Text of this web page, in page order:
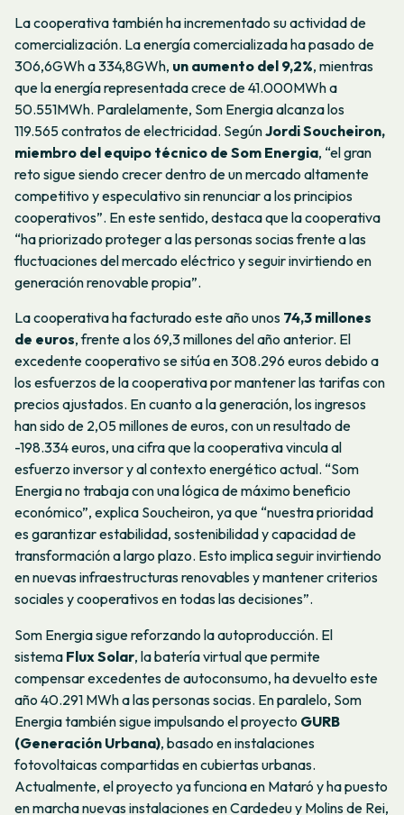
La cooperativa también ha incrementado su actividad de
comercialización. La energía comercializada ha pasado de
306,6GWh a 334,8GWh, un aumento del 9,2%, mientras
que la energía representada crece de 41.000MWh a
50.551MWh. Paralelamente, Som Energia alcanza los
119.565 contratos de electricidad. SegúnJordi Soucheiron,
miembro del equipo técnico de Som Energia, “el gran
reto sigue siendo crecer dentro de un mercado altamente
competitivo y especulativo sin renunciar a los principios
cooperativos”. En este sentido, destaca que la cooperativa
“ha priorizado proteger a las personas socias frente a las
fluctuaciones del mercado eléctrico y seguir invirtiendo en
generación renovable propia”.
La cooperativa ha facturado este año unos 74,3 millones
de euros, frente a los 69,3 millones del año anterior. El
excedente cooperativo se sitúa en 308.296 euros debido a
los esfuerzos de la cooperativa por mantener las tarifas con
precios ajustados. En cuanto a la generación, los ingresos
han sido de 2,05 millones de euros, con un resultado de
-198.334 euros, una cifra que la cooperativa vincula al
esfuerzo inversor y al contexto energético actual. “Som
Energia no trabaja con una lógica de máximo beneficio
económico”, explica Soucheiron, ya que “nuestra prioridad
es garantizar estabilidad, sostenibilidad y capacidad de
transformación a largo plazo. Esto implica seguir invirtiendo
en nuevas infraestructuras renovables y mantener criterios
sociales y cooperativos en todas las decisiones”.
Som Energia sigue reforzando la autoproducción. El
sistema Flux Solar, la batería virtual que permite
compensar excedentes de autoconsumo, ha devuelto este
año 40.291 MWh a las personas socias. En paralelo, Som
Energia también sigue impulsando el proyecto GURB
(Generación Urbana), basado en instalaciones
fotovoltaicas compartidas en cubiertas urbanas.
Actualmente, el proyecto ya funciona en Mataró y ha puesto
en marcha nuevas instalaciones en Cardedeu y Molins de Rei,